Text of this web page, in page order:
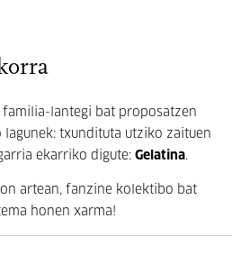
lantegi bat proposatzen
lagunek: txundituta utziko zaituen
ekarriko digute: Gelatina.
artean, fanzine kolektibo bat
honen xarma!